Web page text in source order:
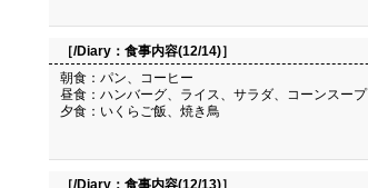
［/Diary： 食事内容(12/14)］
朝食：パン、コーヒー
昼食：ハンバーグ、ライス、サラダ、コーンスープ
夕食：いくらご飯、焼き鳥
［/Diary： 食事内容(12/13)］